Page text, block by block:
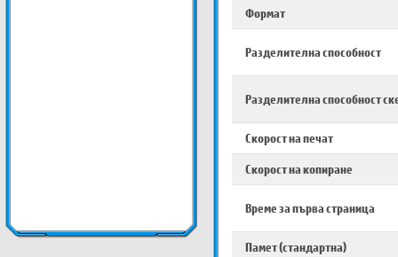
Формат
Разделителна способност
Разделителна способност
Скорост на печат
Скорост на копиране
Време за първа страница
Памет (стандартна)